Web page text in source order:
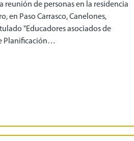
reunión de personas en la residencia
en Paso Carrasco, Canelones,
"Educadores asociados de
Planificación…